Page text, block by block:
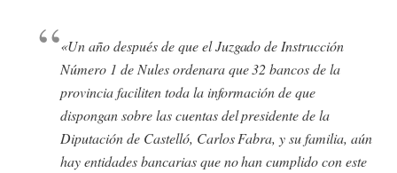
«Un año después de que el Juzgado de Instrucción
Número 1 de Nules ordenara que 32 bancos de la
provincia faciliten toda la información de que
dispongan sobre las cuentas del presidente de la
Diputación de Castelló, Carlos Fabra, y su familia, aún
hay entidades bancarias que no han cumplido con este